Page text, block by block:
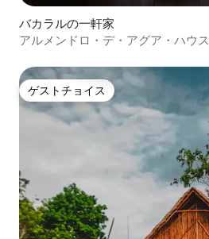
バカラルの一軒家
アルメンドロ・デ・アグア・ハウス
ゲストチョイス
ゲストチョイス